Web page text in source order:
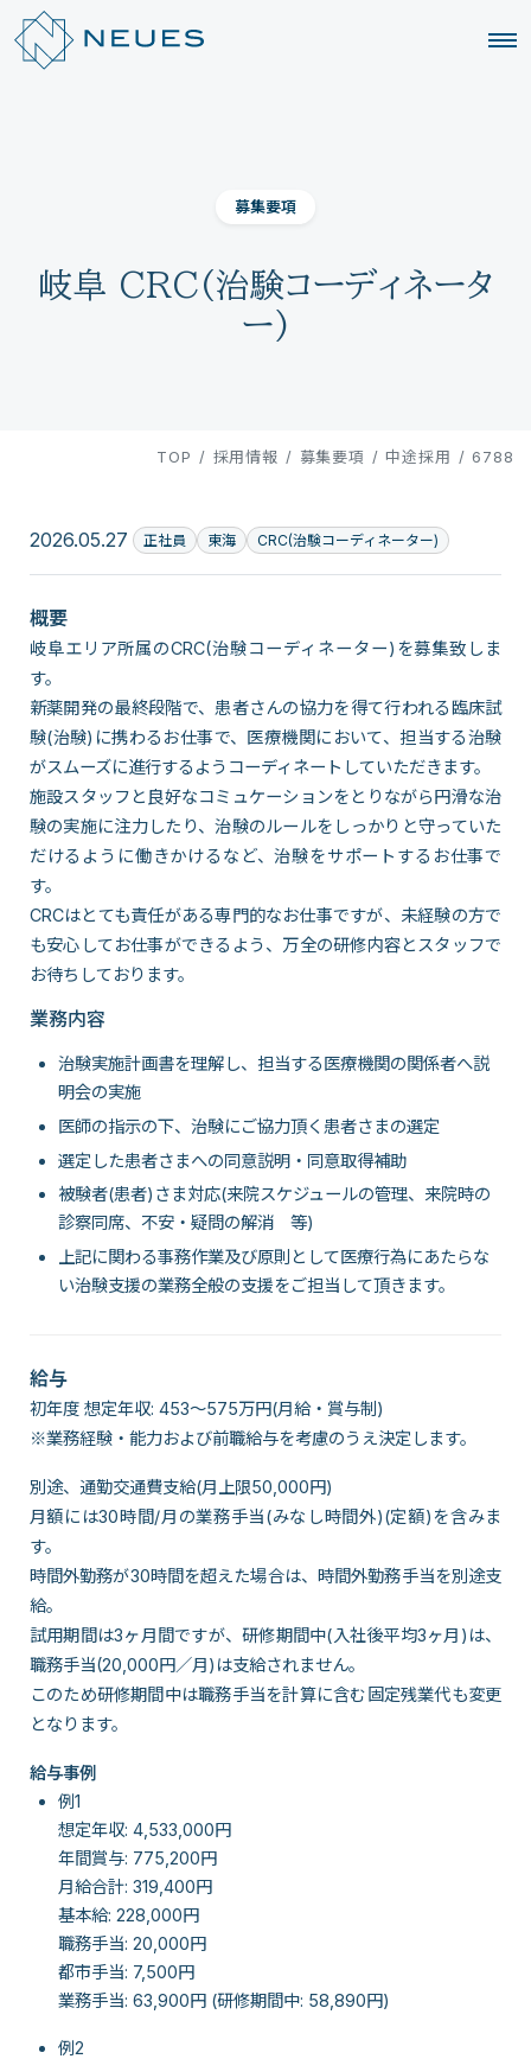
募集要項
岐阜 CRC(治験コーディネータ
ー)
TOP / 採用情報 / 募集要項 / 中途採用 / 6788
2026.05.27 正社員 東海 CRC(治験コーディネーター)
概要
岐阜エリア所属のCRC(治験コーディネーター)を募集致しま
す。
新薬開発の最終段階で、患者さんの協力を得て行われる臨床試
験(治験)に携わるお仕事で、医療機関において、担当する治験
がスムーズに進行するようコーディネートしていただきます。
施設スタッフと良好なコミュケーションをとりながら円滑な治
験の実施に注力したり、治験のルールをしっかりと守っていた
だけるように働きかけるなど、治験をサポートするお仕事で
す。
CRCはとても責任がある専門的なお仕事ですが、未経験の方で
も安心してお仕事ができるよう、万全の研修内容とスタッフで
お待ちしております。
業務内容
治験実施計画書を理解し、担当する医療機関の関係者へ説
明会の実施
医師の指示の下、治験にご協力頂く患者さまの選定
選定した患者さまへの同意説明・同意取得補助
被験者(患者)さま対応(来院スケジュールの管理、来院時の
診察同席、不安・疑問の解消 等)
上記に関わる事務作業及び原則として医療行為にあたらな
い治験支援の業務全般の支援をご担当して頂きます。
給与
初年度 想定年収: 453～575万円(月給・賞与制)
※業務経験・能力および前職給与を考慮のうえ決定します。
別途、通勤交通費支給(月上限50,000円)
月額には30時間/月の業務手当(みなし時間外)(定額)を含みま
す。
時間外勤務が30時間を超えた場合は、時間外勤務手当を別途支
給。
試用期間は3ヶ月間ですが、研修期間中(入社後平均3ヶ月)は、
職務手当(20,000円／月)は支給されません。
このため研修期間中は職務手当を計算に含む固定残業代も変更
となります。
給与事例
例1
想定年収: 4,533,000円
年間賞与: 775,200円
月給合計: 319,400円
基本給: 228,000円
職務手当: 20,000円
都市手当: 7,500円
業務手当: 63,900円 (研修期間中: 58,890円)
例2